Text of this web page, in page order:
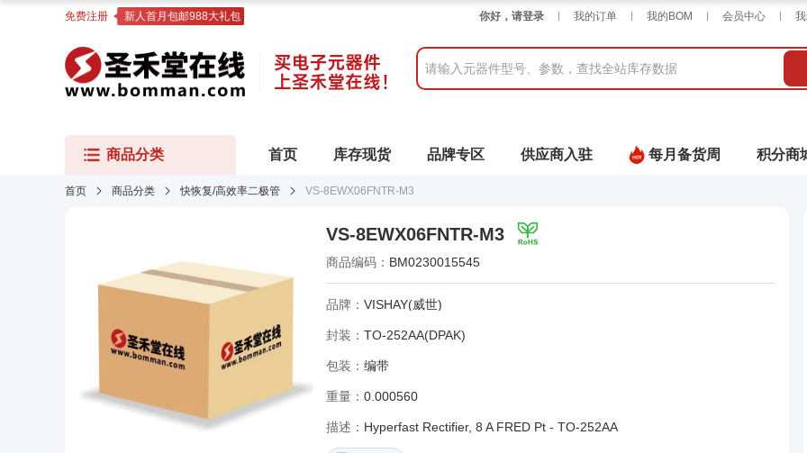
免费注册 新人首月包邮988大礼包 你好，请登录 我的订单 我的BOM 会员中心
商品分类 首页 库存现货 品牌专区 供应商入驻 每月备货周 积分商
首页 商品分类 快恢复/高效率二极管 VS-8EWX06FNTR-M3
VS-8EWX06FNTR-M3
商品编码： BM0230015545
品牌： VISHAY(威世)
封装： TO-252AA(DPAK)
包装： 编带
重量： 0.000560
描述： Hyperfast Rectifier, 8 A FRED Pt - TO-252AA